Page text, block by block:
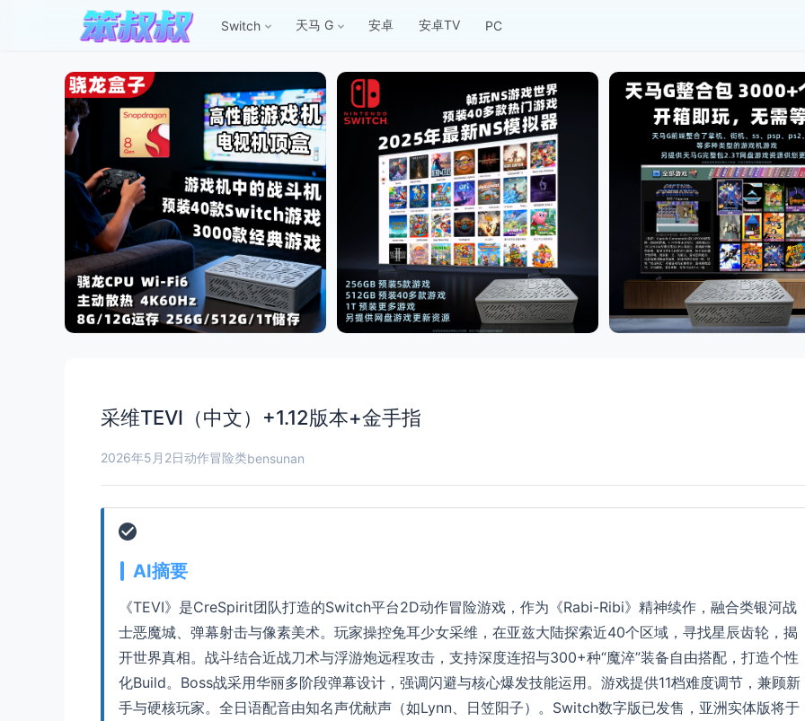
Switch 天马 G 安卓 安卓TV PC
采维TEVI（中文）+1.12版本+金手指
2026年5月2日动作冒险类bensunan
AI摘要
《TEVI》是CreSpirit团队打造的Switch平台2D动作冒险游戏，作为《Rabi-Ribi》精神续作，融合类银河战
士恶魔城、弹幕射击与像素美术。玩家操控兔耳少女采维，在亚兹大陆探索近40个区域，寻找星辰齿轮，揭
开世界真相。战斗结合近战刀术与浮游炮远程攻击，支持深度连招与300+种“魔淬”装备自由搭配，打造个性
化Build。Boss战采用华丽多阶段弹幕设计，强调闪避与核心爆发技能运用。游戏提供11档难度调节，兼顾新
手与硬核玩家。全日语配音由知名声优献声（如Lynn、日笠阳子）。Switch数字版已发售，亚洲实体版将于